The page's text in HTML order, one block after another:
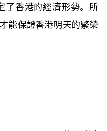
了香港的經濟形勢。所
能保證香港明天的繁榮